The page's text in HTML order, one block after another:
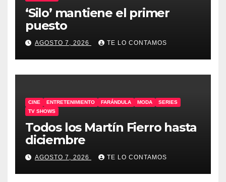
‘Silo’ mantiene el primer
puesto
AGOSTO 7, 2026 TE LO CONTAMOS
CINE ENTRETENIMIENTO FARÁNDULA MODA
SERIES
TV SHOWS
Todos los Martín Fierro hasta
diciembre
AGOSTO 7, 2026 TE LO CONTAMOS